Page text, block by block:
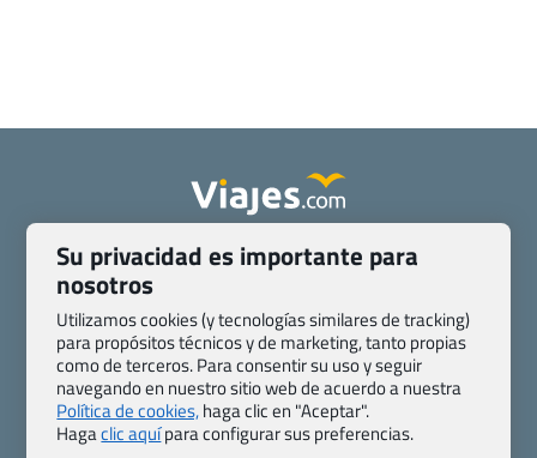
Quienes somos
Contacto
Pasaporte, Visado, Salud y otras disposiciones específicas
Blog de Viajes.com
Registro de agencias
Preguntas frecuentes
Condiciones generales
Política de privacidad y cookies
Transparencia
Todas las páginas – sitemap
Viajes.com
Su privacidad es importante para
nosotros
Utilizamos cookies (y tecnologías similares de tracking)
para propósitos técnicos y de marketing, tanto propias
como de terceros. Para consentir su uso y seguir
navegando en nuestro sitio web de acuerdo a nuestra
Política de cookies,haga clic en "Aceptar".
Hagaclic aquípara configurar sus preferencias.